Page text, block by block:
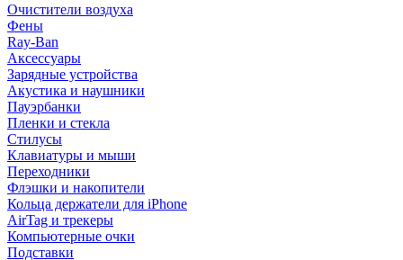
Очистители воздуха
Фены
Ray-Ban
Аксессуары
Зарядные устройства
Акустика и наушники
Пауэрбанки
Пленки и стекла
Стилусы
Клавиатуры и мыши
Переходники
Флэшки и накопители
Кольца держатели для iPhone
AirTag и трекеры
Компьютерные очки
Подставки